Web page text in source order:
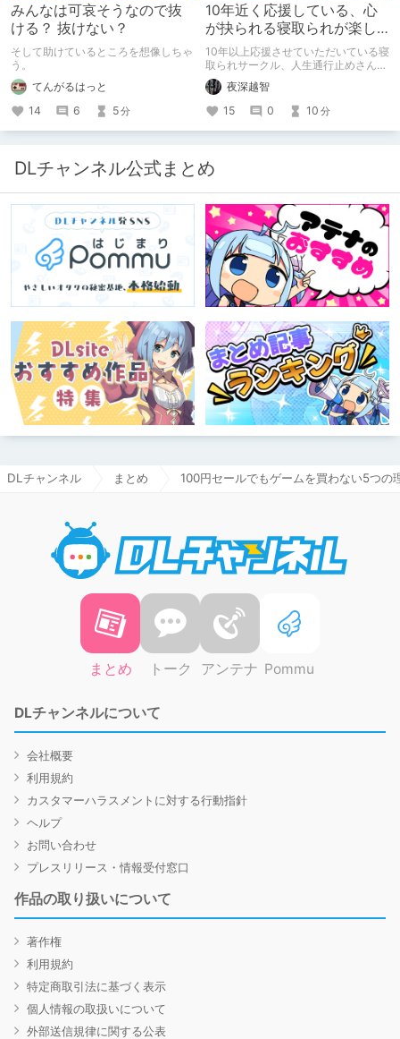
みんなは可哀そうなので抜
ける？ 抜けない？
そして助けているところを想像しちゃ
う。
てんがるはっと
14
6 5分
10年近く応援している、心
が抉られる寝取られが楽し
めるサークル
10年以上応援させていただいている寝
取られサークル、人生通行止めさんの
新作がとても良かったので、新作を中
心に、このサークルのゲームを紹介し
たくて、記事を書かせていただく。
キミノオモイからずっと好きな熱心な
ファンとしての記事にどうか、お付き
微修正）
夜深越智
15
0 10 分
DLチャンネル公式まとめ
DLチャンネル まとめ 100円セールでもゲームを買わない5つの
まとめ トーク アンテナ Pommu
DLチャンネルについて
会社概要
利用規約
カスタマーハラスメントに対する行動指針
ヘルプ
お問い合わせ
プレスリリース・情報受付窓口
作品の取り扱いについて
著作権
利用規約
特定商取引法に基づく表示
個人情報の取扱いについて
外部送信規律に関する公表